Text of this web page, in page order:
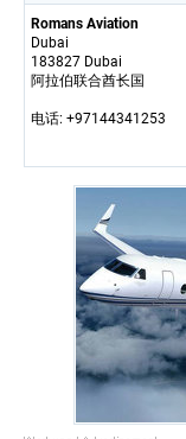
Romans Aviation
Dubai
183827 Dubai
阿拉伯联合酋长国
电话: +97144341253